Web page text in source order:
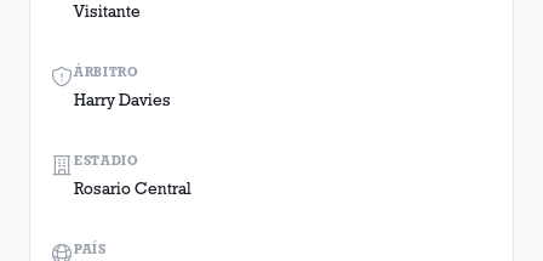
ÁRBITRO
Harry Davies
Visitante
ESTADIO
Rosario Central
PAÍS